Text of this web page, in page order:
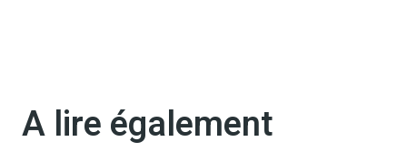
A lire également